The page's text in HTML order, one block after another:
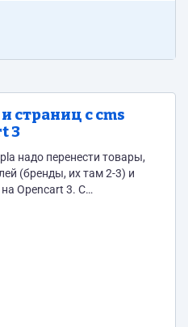
страниц с cms
3
надо перенести товары,
(бренды, их там 2-3) и
Opencart 3. С
страница в том числе
базу данных, не по